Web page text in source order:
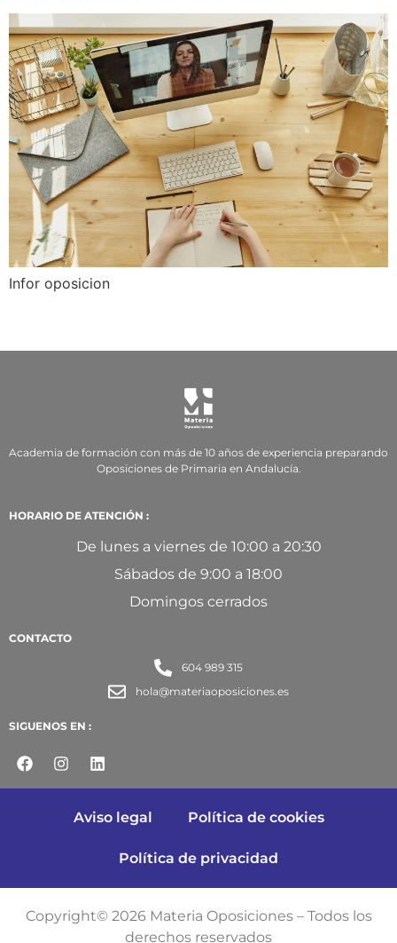
Infor oposicion
Academia de formación con más de 10 años de experiencia preparando
Oposiciones de Primaria en Andalucía.
HORARIO DE ATENCIÓN :
De lunes a viernes de 10:00 a 20:30
Sábados de 9:00 a 18:00
Domingos cerrados
CONTACTO
604 989 315
hola@materiaoposiciones.es
SIGUENOS EN :
Aviso legal Política de cookies
Política de privacidad
Copyright© 2026 Materia Oposiciones – Todos los
derechos reservados